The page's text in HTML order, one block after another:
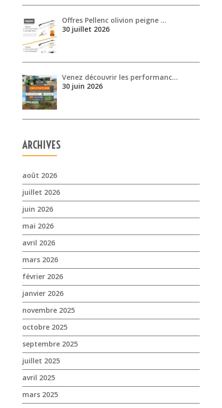
30 juin 2026
ARCHIVES
août 2026
juillet 2026
mai 2026
mars 2026
février 2026
janvier 2026
novembre 2025
octobre 2025
septembre 2025
juillet 2025
avril 2025
mars 2025
février 2025
janvier 2025
décembre 2024
novembre 2024
octobre 2024